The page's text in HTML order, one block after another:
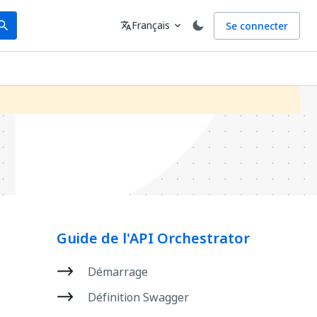
Langue
translateFrançais expand_more Se connecter
Guide de l'API Orchestrator
Démarrage
Définition Swagger